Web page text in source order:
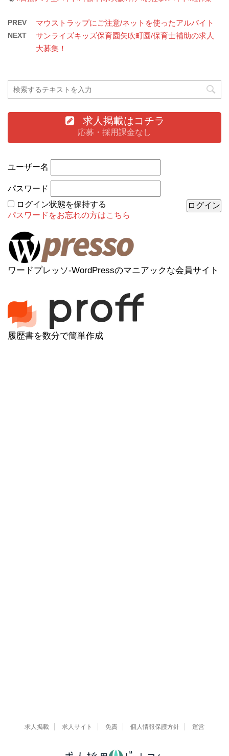
PREV マウストラップにご注意/ネットを使ったアルバイト
NEXT
サンライズキッズ保育園矢吹町園/保育士補助の求人
大募集！
求人掲載はコチラ
応募・採用課金なし
ユーザー名
パスワード
ログイン状態を保持する
パスワードをお忘れの方はこちら
ワードプレッソ-WordPressのマニアックな会員サイト
履歴書を数分で簡単作成
求人掲載 求人サイト 免責 個人情報保護方針 運営